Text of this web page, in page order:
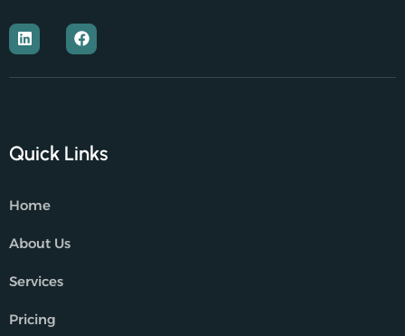
Quick Links
Home
About Us
Services
Pricing